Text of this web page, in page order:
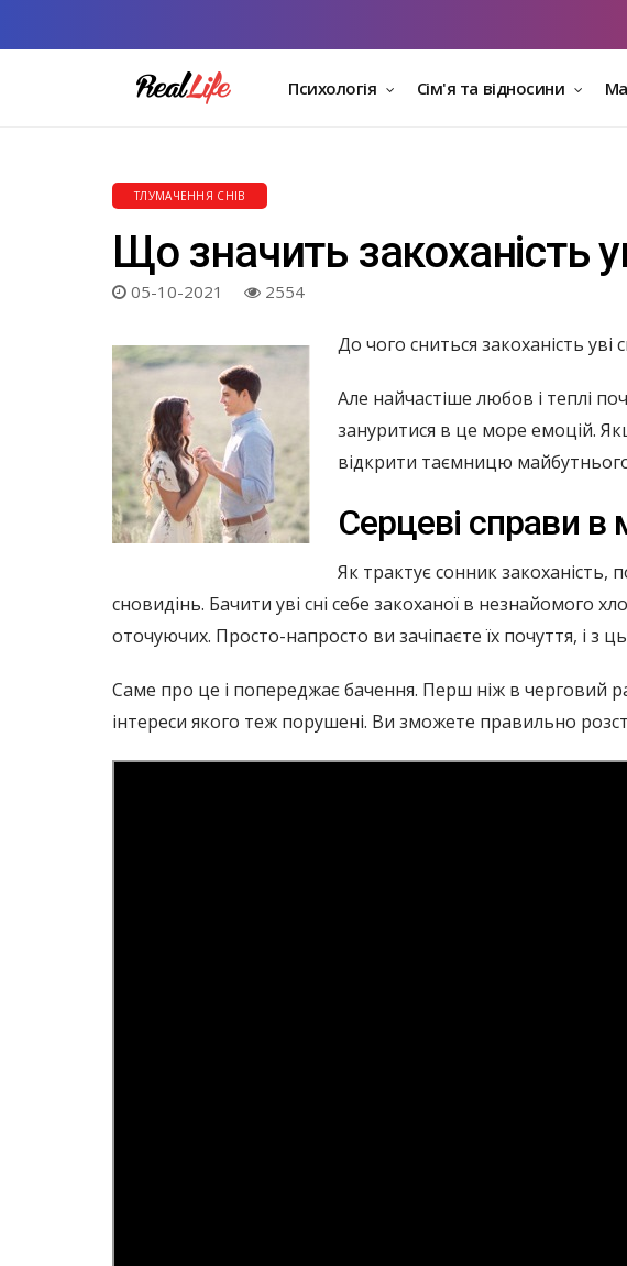
Психологія Сім'я та відносини
ТЛУМАЧЕННЯ СНІВ
Що значить закоханість
05-10-2021 2554
До чого сниться закоханість
Але найчастіше любов і теплі
зануритися в це море емоцій.
відкрити таємницю майбутнього
Серцеві справи в
Як трактує сонник закоханість,
сновидінь. Бачити уві сні себе закоханої в незнайомого
оточуючих. Просто-напросто ви зачіпаєте їх почуття, і
Саме про це і попереджає бачення. Перш ніж в черговий
інтереси якого теж порушені. Ви зможете правильно